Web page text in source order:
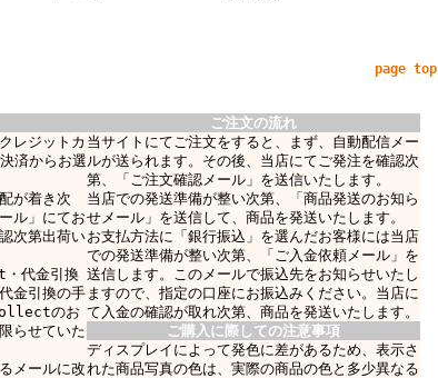
page top
レジットカ
済からお選
が着き次
ル」にてお
次第出荷い
代金引換
金引換の手
のお
らせていた
メールに改
ご注文の流れ
当サイトにてご注文をすると、まず、自動配信メー
ルが送られます。その後、当店にてご発注を確認次
第、「ご注文確認メール」を送信いたします。
当店での発送準備が整い次第、「商品発送のお知ら
せメール」を送信して、商品を発送いたします。
お支払方法に「銀行振込」を選んだお客様には当店
での発送準備が整い次第、「ご入金依頼メール」を
送信します。このメールで振込先をお知らせいたし
ますので、指定の口座にお振込みください。当店に
て入金の確認が取れ次第、商品を発送いたします。
ご購入に際しての注意事項
ディスプレイによって発色に差があるため、表示さ
れた商品写真の色は、実際の商品の色と多少異なる